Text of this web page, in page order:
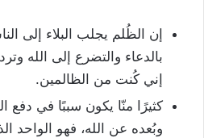
إن الظُلم يجلب البلاء إلى
بالدعاء والتضرع إلى الله
إني كُنت من الظالمين.
كثيرًا منّا يكون سببًا في دفع
وبُعده عن الله، فهو الواحد